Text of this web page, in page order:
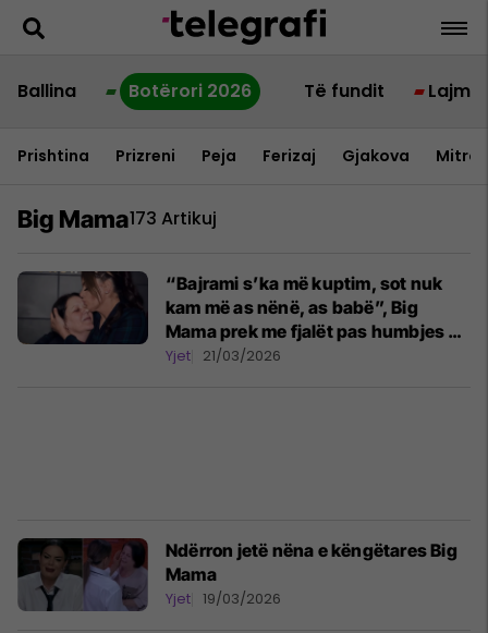
Ballina Botërori 2026 Të fundit Lajme
Prishtina Prizreni Peja Ferizaj Gjakova
Big Mama173 Artikuj
“Bajrami s’ka më kuptim, sot nuk
kam më as nënë, as babë”, Big
Mama prek me fjalët pas humbjes së
nënës
Yjet 21/03/2026
Ndërron jetë nëna e këngëtares Big
Mama
Yjet 19/03/2026